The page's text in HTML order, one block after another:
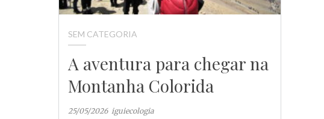
SEM CATEGORIA
A aventura para chegar na
Montanha Colorida
25/05/2026 iguiecologia